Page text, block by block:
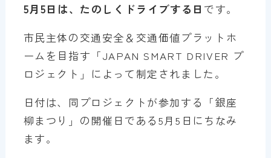
5月5日は、たのしくドライブする日 です。
市民主体の交通安全＆交通価値プラットホ
ームを目指す「JAPAN SMART DRIVER プ
ロジェクト」によって制定されました。
日付は、同プロジェクトが参加する「銀座
柳まつり」の開催日である5月5日にちなみ
ます。